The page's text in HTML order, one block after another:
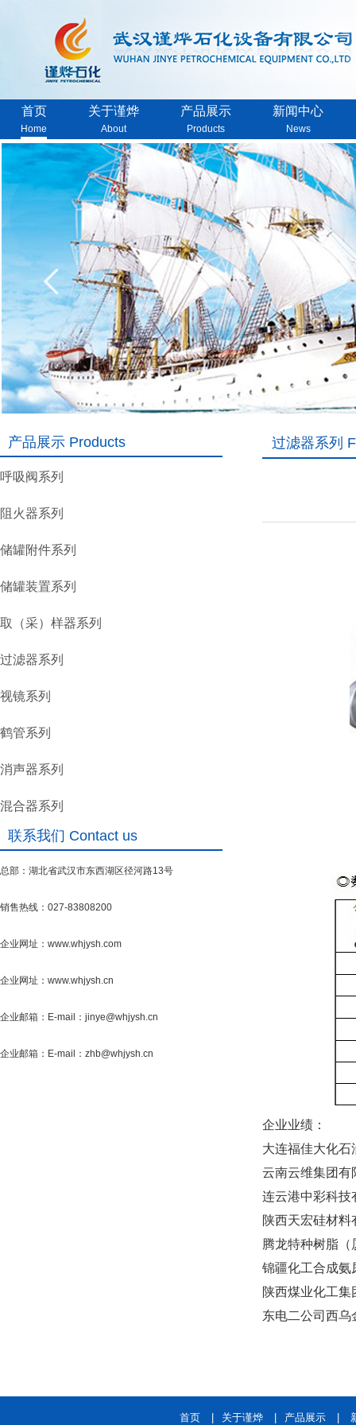
首页
Home
关于谨烨
About
产品展示
Products
新闻中心
News
产品展示 Products
呼吸阀系列
阻火器系列
储罐附件系列
储罐装置系列
取（采）样器系列
过滤器系列
视镜系列
鹤管系列
消声器系列
混合器系列
联系我们 Contact us
总部：湖北省武汉市东西湖区径河路13号
销售热线：027-83808200
企业网址：www.whjysh.com
企业网址：www.whjysh.cn
企业邮箱：E-mail：jinye@whjysh.cn
企业邮箱：E-mail：zhb@whjysh.cn
过滤器系列
企业业绩：
大连福佳大化石
云南云维集团有
连云港中彩科技
陕西天宏硅材
腾龙特种树脂
锦疆化工合成氨
陕西煤业化工
东电二公司西乌
首页 关于谨烨 产品展示